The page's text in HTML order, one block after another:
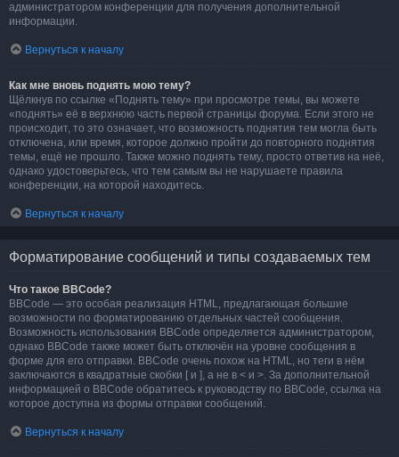
администратором конференции для получения дополнительной
информации.
Вернуться к началу
Как мне вновь поднять мою тему?
Щёлкнув по ссылке «Поднять тему» при просмотре темы, вы можете
«поднять» её в верхнюю часть первой страницы форума. Если этого не
происходит, то это означает, что возможность поднятия тем могла быть
отключена, или время, которое должно пройти до повторного поднятия
темы, ещё не прошло. Также можно поднять тему, просто ответив на неё,
однако удостоверьтесь, что тем самым вы не нарушаете правила
конференции, на которой находитесь.
Вернуться к началу
Форматирование сообщений и типы создаваемых тем
Что такое BBCode?
BBCode — это особая реализация HTML, предлагающая большие
возможности по форматированию отдельных частей сообщения.
Возможность использования BBCode определяется администратором,
однако BBCode также может быть отключён на уровне сообщения в
форме для его отправки. BBCode очень похож на HTML, но теги в нём
заключаются в квадратные скобки [ и ], а не в < и >. За дополнительной
информацией о BBCode обратитесь к руководству по BBCode, ссылка на
которое доступна из формы отправки сообщений.
Вернуться к началу